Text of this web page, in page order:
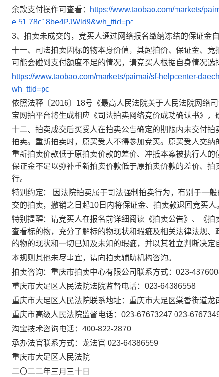
余款支付操作可查看：
https://www.taobao.com/markets/
e.51.78c18be4PJWld9&wh_ttid=pc
3、拍卖未成交的，竞买人通过网络报名缴纳冻结的保证金
十一、司法拍卖因标的物本身价值，其起拍价、保证金、
可能会碰到支付额度不足的情况，请竞买人根据自身情况
https://www.taobao.com/markets/paimai/sf-helpcenter-
wh_ttid=pc
依照法释〔2016〕18号《最高人民法院关于人民法院网络
宝网拍平台将生成相应《司法拍卖网络竞价成功确认书》
十二、拍卖成交后买受人在拍卖公告确定的期限内未交付
拍卖。重新拍卖时，原买受人不得参加竞买。原买受人交
重新拍卖价款低于原拍卖价款的差价、冲抵本案被执行人
保证金不足以弥补重新拍卖价款低于原拍卖价款的差价、
行。
特别约定： 因法院拍卖属于司法强制拍卖行为，有别于一
交的拍卖，撤销之日起10日内将保证金、拍卖款退回竞买
特别提醒：请竞买人在报名前详细阅读《拍卖公告》、《
查看标的物，充分了解标的物现状和瑕疵及相关法律法规
的物的现状和一切已知及未知的瑕疵，并以其独立判断决定
本规则其他未尽事宜，请向拍卖辅助机构咨询。
拍卖咨询：重庆市拍卖中心有限公司联系方式：023-
重庆市大足区人民法院法院监督电话：023-64386558
重庆市大足区人民法院联系地址：重庆市大足区棠香街道龙
重庆市高级人民法院监督电话：023-67673247 023-
淘宝技术咨询电话：400-822-2870
承办法官联系方式：龙法官 023-64386559
重庆市大足区人民法院
二〇二二年三月三十日